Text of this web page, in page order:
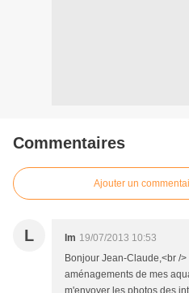
Commentaires
Ajouter un
L lm 19/07/2013 10:53
Bonjour Jean-Claude,<br /
aménagements de mes
m'envoyer les photos des